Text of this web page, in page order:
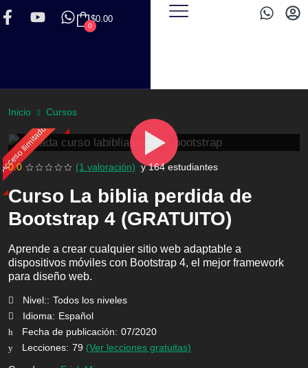
$0.00
0
Inicio Cursos
Ilimitado
0.0 (1 valoración) y164 estudiantes
Curso La biblia perdida de
Bootstrap 4 (GRATUITO)
Aprende a crear cualquier sitio web adaptable a
dispositivos móviles con Bootstrap 4, el mejor framework
para diseño web.
Nivel:: Todos los niveles
Idioma: Español
Fecha de publicación: 07/2020
Lecciones: 79 (Ver lecciones gratuitas)